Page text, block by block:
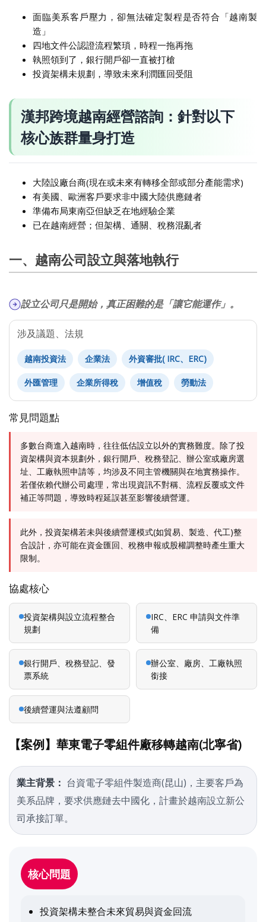
面臨美系客戶壓力，卻無法確定製程是否符合「越南製
造」
四地文件公認證流程繁瑣，時程一拖再拖
執照領到了，銀行開戶卻一直被打槍
投資架構未規劃，導致未來利潤匯回受阻
漢邦跨境越南經營諮詢：針對以下
核心族群量身打造
大陸設廠台商(現在或未來有轉移全部或部分產能需求)
有美國、歐洲客戶要求非中國大陸供應鏈者
準備布局東南亞但缺乏在地經驗企業
已在越南經營；但架構、通關、稅務混亂者
一、越南公司設立與落地執行
設立公司只是開始，真正困難的是「讓它能運作」。
涉及議題、法規
越南投資法 企業法 外資審批( IRC、ERC)
外匯管理 企業所得稅 增值稅 勞動法
常見問題點
多數台商進入越南時，往往低估設立以外的實務難度。除了投
資架構與資本規劃外，銀行開戶、稅務登記、辦公室或廠房選
址、工廠執照申請等，均涉及不同主管機關與在地實務操作。
若僅依賴代辦公司處理，常出現資訊不對稱、流程反覆或文件
補正等問題，導致時程延誤甚至影響後續營運。
此外，投資架構若未與後續營運模式(如貿易、製造、代工)整
合設計，亦可能在資金匯回、稅務申報或股權調整時產生重大
限制。
協處核心
投資架構與設立流程整合
規劃
IRC、ERC 申請與文件準
備
銀行開戶、稅務登記、發
票系統
辦公室、廠房、工廠執照
銜接
後續營運與法遵顧問
【案例】華東電子零組件廠移轉越南(北寧省)
業主背景： 台資電子零組件製造商(昆山)，主要客戶為
美系品牌，要求供應鏈去中國化，計畫於越南設立新公
司承接訂單。
核心問題
投資架構未整合未來貿易與資金回流